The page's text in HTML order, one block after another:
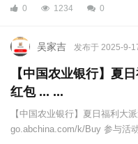
0 1234 0
吴家吉 发布于 2025-9-
【中国农业银行】夏
红包 ... ...
【中国农业银行】夏日福利大
go.abchina.com/k/Buy 参与活